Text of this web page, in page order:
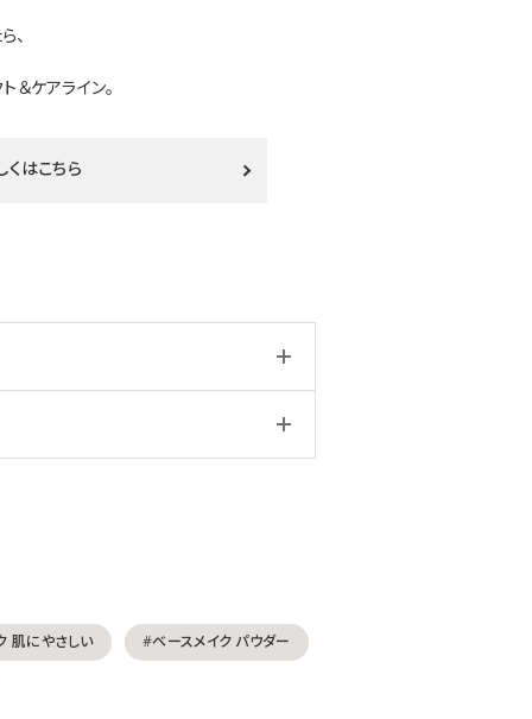
、
＆ケアライン。
くはこちら
肌にやさしい #ベースメイク パウダー